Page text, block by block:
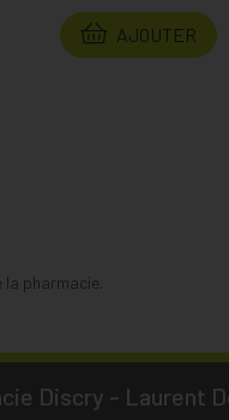
AJOUTER
pharmacie.
Discry - Laurent